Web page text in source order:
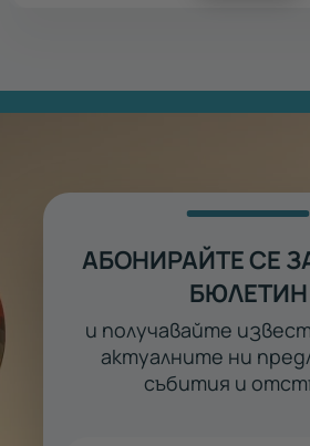
АБОНИРАЙТЕ СЕ
БЮЛЕТИН
и получавайте
актуалните ни
събития и